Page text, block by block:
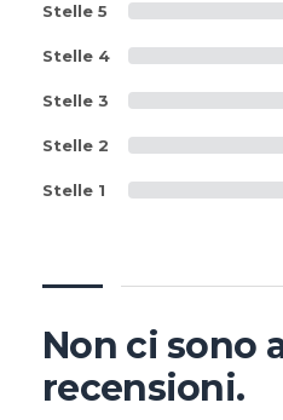
Stelle 5
Stelle 4
Stelle 3
Stelle 2
Stelle 1
Non ci sono
recensioni.